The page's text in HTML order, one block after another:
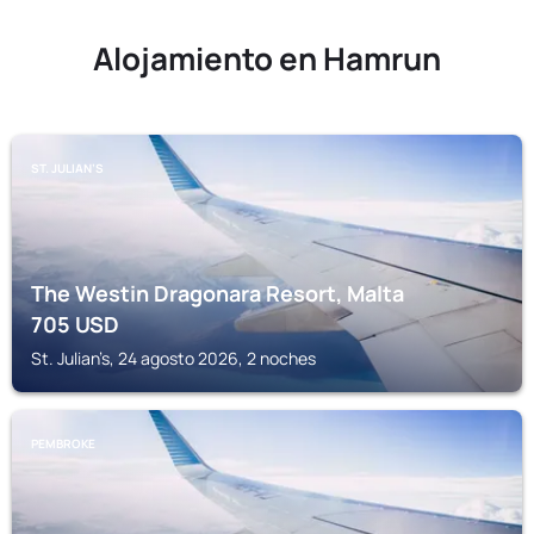
Alojamiento en Hamrun
ST. JULIAN’S
The Westin Dragonara Resort, Malta
705USD
St. Julian’s, 24 agosto 2026, 2 noches
PEMBROKE